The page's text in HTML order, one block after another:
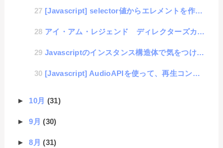
[Javascript] selector値からエレメントを作成する処理を自動化するライブラリ「se...
アイ・アム・レジェンド ディレクターズカット版
Javascriptのインスタンス構造体で気をつけること
[Javascript] AudioAPIを使って、再生コントロールと同時に音量コントロールをする方法
► 10月 (31)
►9月(30)
►8月(31)